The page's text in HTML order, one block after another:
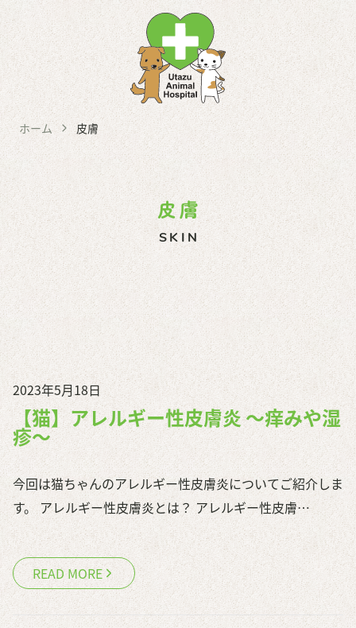
コ
ン
テ
ン
ツ
へ
ス
キ
ッ
プ
皮膚
SKIN
ホーム 皮膚
2023年5月18日
【猫】アレルギー性皮膚炎 ～痒みや湿
疹～
今回は猫ちゃんのアレルギー性皮膚炎についてご紹介しま
す。 アレルギー性皮膚炎とは？ アレルギー性皮膚…
READ MORE
ホーム
当院について
はじめてご来院の方へ
受診の流れ
院長紹介
施設紹介・機器紹介
猫にやさしい病院
求人情報
診療案内
総合内科
消化器
皮膚／耳
腎・泌尿器
歯
腫瘍
一般外科
避妊・去勢
予防/健康管理
予防医療
健康診断
マイクロチップ
初めて家族を迎える方へ